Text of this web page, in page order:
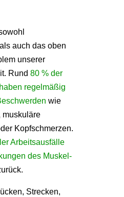
auch das oben
unserer
Rund 80 % der
regelmäßig
wie
muskuläre
Kopfschmerzen.
Arbeitsausfälle
des Muskel-
Strecken,